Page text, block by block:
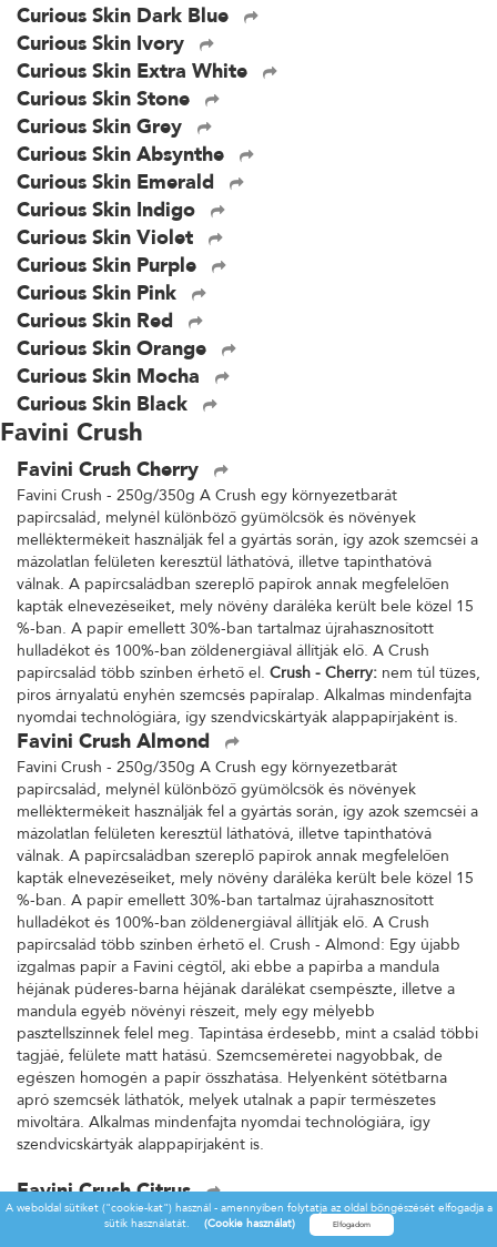
Curious Skin Dark Blue
Curious Skin Ivory
Curious Skin Extra White
Curious Skin Stone
Curious Skin Grey
Curious Skin Absynthe
Curious Skin Emerald
Curious Skin Indigo
Curious Skin Violet
Curious Skin Purple
Curious Skin Pink
Curious Skin Red
Curious Skin Orange
Curious Skin Mocha
Curious Skin Black
Favini Crush
Favini Crush Cherry
Favini Crush - 250g/350g A Crush egy környezetbarát
papírcsalád, melynél különböző gyümölcsök és növények
melléktermékeit használják fel a gyártás során, így azok szemcséi a
mázolatlan felületen keresztül láthatóvá, illetve tapinthatóvá
válnak. A papírcsaládban szereplő papírok annak megfelelően
kapták elnevezéseiket, mely növény daráléka került bele közel 15
%-ban. A papír emellett 30%-ban tartalmaz újrahasznosított
hulladékot és 100%-ban zöldenergiával állítják elő. A Crush
papírcsalád több színben érhető el. Crush - Cherry: nem túl tüzes,
piros árnyalatú enyhén szemcsés papíralap. Alkalmas mindenfajta
nyomdai technológiára, így szendvicskártyák alappapírjaként is.
Favini Crush Almond
Favini Crush - 250g/350g A Crush egy környezetbarát
papírcsalád, melynél különböző gyümölcsök és növények
melléktermékeit használják fel a gyártás során, így azok szemcséi a
mázolatlan felületen keresztül láthatóvá, illetve tapinthatóvá
válnak. A papírcsaládban szereplő papírok annak megfelelően
kapták elnevezéseiket, mely növény daráléka került bele közel 15
%-ban. A papír emellett 30%-ban tartalmaz újrahasznosított
hulladékot és 100%-ban zöldenergiával állítják elő. A Crush
papírcsalád több színben érhető el. Crush - Almond: Egy újabb
izgalmas papír a Favini cégtől, aki ebbe a papírba a mandula
héjának púderes-barna héjának darálékat csempészte, illetve a
mandula egyéb növényi részeit, mely egy mélyebb
pasztellszínnek felel meg. Tapintása érdesebb, mint a család többi
tagjáé, felülete matt hatású. Szemcseméretei nagyobbak, de
egészen homogén a papír összhatása. Helyenként sötétbarna
apró szemcsék láthatók, melyek utalnak a papír természetes
mivoltára. Alkalmas mindenfajta nyomdai technológiára, így
szendvicskártyák alappapírjaként is.
Favini Crush Citrus
Favini Crush - 250g/350g A Crush egy környezetbarát
papírcsalád, melynél különböző gyümölcsök és növények
A weboldal sütiket ("cookie-kat") használ - amennyiben folytatja az oldal böngészését elfogadja a
sütik használatát.
(Cookie használat)